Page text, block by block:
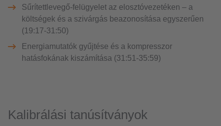
Sűrítettlevegő-felügyelet az elosztóvezetéken – a
költségek és a szivárgás beazonosítása egyszerűen
(19:17-31:50)
Energiamutatók gyűjtése és a kompresszor
hatásfokának kiszámítása (31:51-35:59)
Kalibrálási tanúsítványok